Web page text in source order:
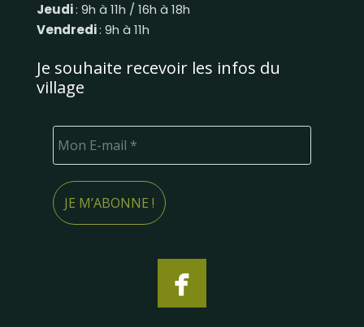
Jeudi: 9h à 11h / 16h à 18h
Vendredi: 9h à 11h
Je souhaite recevoir les infos du
village